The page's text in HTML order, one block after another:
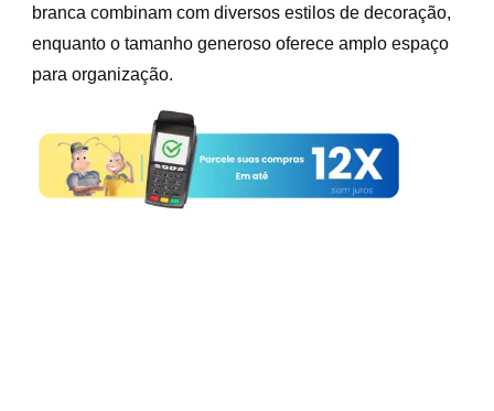
branca combinam com diversos estilos de decoração,
enquanto o tamanho generoso oferece amplo espaço
para organização.